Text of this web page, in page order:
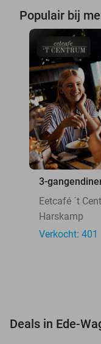
Populair bij
3-
Eetcafé ´t
Harskamp
Verkocht: 401
Deals in Ede-